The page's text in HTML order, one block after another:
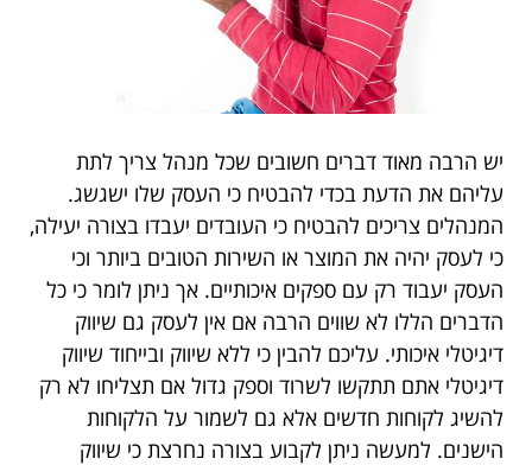
יש הרבה מאוד דברים חשובים שכל מנהל צריך לתת
עליהם את הדעת בכדי להבטיח כי העסק שלו ישגשג.
המנהלים צריכים להבטיח כי העובדים יעבדו בצורה יעילה,
כי לעסק יהיה את המוצר או השירות הטובים ביותר וכי
העסק יעבוד רק עם ספקים איכותיים. אך ניתן לומר כי כל
הדברים הללו לא שווים הרבה אם אין לעסק גם שיווק
דיגיטלי איכותי. עליכם להבין כי ללא שיווק ובייחוד שיווק
דיגיטלי אתם תתקשו לשרוד וספק גדול אם תצליחו לא רק
להשיג לקוחות חדשים אלא גם לשמור על הלקוחות
הישנים. למעשה ניתן לקבוע בצורה נחרצת כי שיווק